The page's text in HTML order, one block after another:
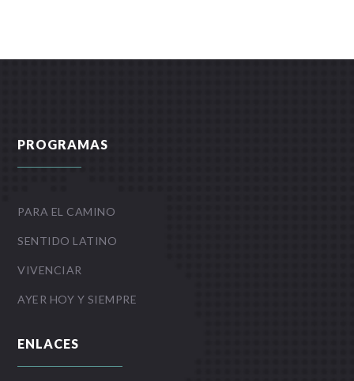
PROGRAMAS
PARA EL CAMINO
SENTIDO LATINO
VIVENCIAR
AYER HOY Y SIEMPRE
ENLACES